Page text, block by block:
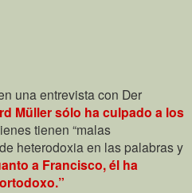
una entrevista con Der
Müller sólo ha culpado a los
tienen “malas
heterodoxia en las palabras y
a Francisco, él ha